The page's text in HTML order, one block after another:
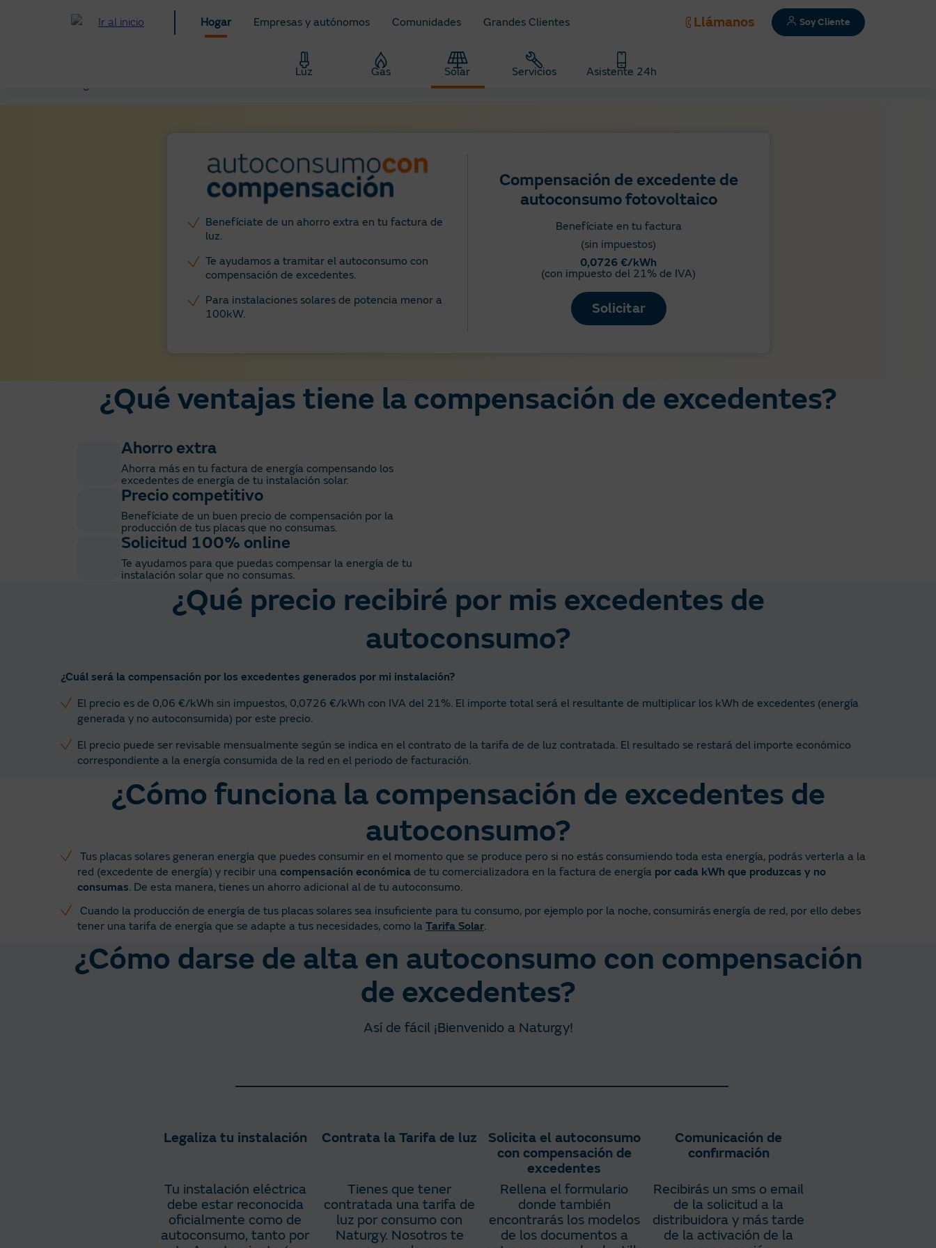
Hogar Empresas y autónomos Comunidades Grandes Clientes Llámanos Soy Cliente
Luz Gas Solar Servicios Asistente 24h
Benefíciate de un ahorro extra en tu factura de
luz.
Te ayudamos a tramitar el autoconsumo con
compensación de excedentes.
Para instalaciones solares de potencia menor a
100kW.
Compensación de excedente de
autoconsumo fotovoltaico
Benefíciate en tu factura
(sin impuestos)
0,0726 €/kWh
(con impuesto del 21% de IVA)
Solicitar
¿Qué ventajas tiene la compensación de excedentes?
Ahorro extra
Ahorra más en tu factura de energía compensando los
excedentes de energía de tu instalación solar.
Precio competitivo
Benefíciate de un buen precio de compensación por la
producción de tus placas que no consumas.
Solicitud 100% online
Te ayudamos para que puedas compensar la energía de tu
instalación solar que no consumas.
¿Qué precio recibiré por mis excedentes de
autoconsumo?
¿Cuál será la compensación por los excedentes generados por mi instalación?
El precio es de 0,06 €/kWh sin impuestos, 0,0726 €/kWh con IVA del 21%. El importe total será el resultante de multiplicar los kWh de excedentes (energía
generada y no autoconsumida) por este precio.
El precio puede ser revisable mensualmente según se indica en el contrato de la tarifa de de luz contratada. El resultado se restará del importe económico
correspondiente a la energía consumida de la red en el periodo de facturación.
¿Cómo funciona la compensación de excedentes de
autoconsumo?
Tus placas solares generan energía que puedes consumir en el momento que se produce pero si no estás consumiendo toda esta energía, podrás verterla a la
red (excedente de energía) y recibir una compensación económica de tu comercializadora en la factura de energía por cada kWh que produzcas y no
consumas. De esta manera, tienes un ahorro adicional al de tu autoconsumo.
Cuando la producción de energía de tus placas solares sea insuficiente para tu consumo, por ejemplo por la noche, consumirás energía de red, por ello debes
tener una tarifa de energía que se adapte a tus necesidades, como la Tarifa Solar.
¿Cómo darse de alta en autoconsumo con compensación
de excedentes?
Así de fácil ¡Bienvenido a Naturgy!
Legaliza tu instalación
Tu instalación eléctrica
debe estar reconocida
oficialmente como de
autoconsumo, tanto por
Contrata la Tarifa de luz
Tienes que tener
contratada una tarifa de
luz por consumo con
Naturgy. Nosotros te
Solicita el autoconsumo
con compensación de
excedentes
Rellena el formulario
donde también
encontrarás los modelos
de los documentos a
Comunicación de
confirmación
Recibirás un sms o email
de la solicitud a la
distribuidora y más tarde
de la activación de la